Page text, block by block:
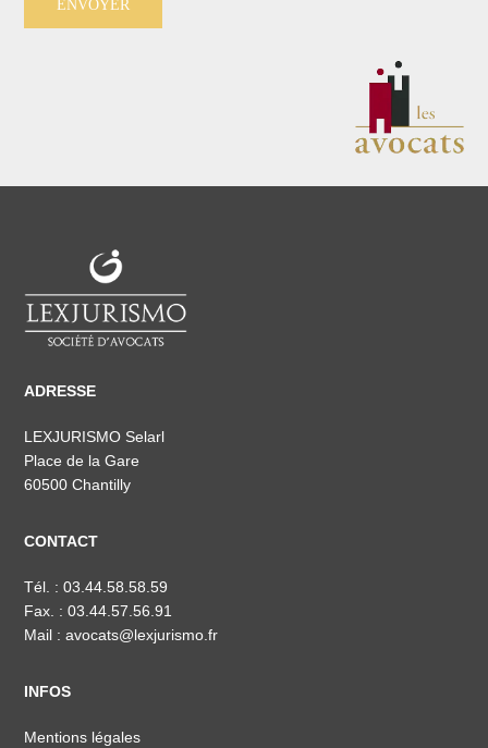
ADRESSE
LEXJURISMO Selarl
Place de la Gare
60500 Chantilly
CONTACT
Tél. :03.44.58.58.59
Fax. : 03.44.57.56.91
Mail :avocats@lexjurismo.fr
INFOS
Mentions légales